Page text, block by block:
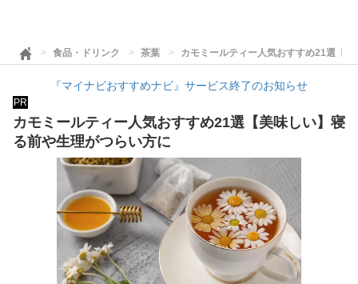
食品・ドリンク 茶葉 カモミールティー人気おすすめ21選【
『マイナビおすすめナビ』サービス終了のお知らせ
PR
カモミールティー人気おすすめ21選【美味しい】寝
る前や生理がつらい方に